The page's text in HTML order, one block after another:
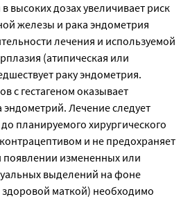
высоких дозах увеличивает риск
железы и рака эндометрия
лечения и используемой
(атипическая или
раку эндометрия.
с гестагеном оказывает
Лечение следует
планируемого хирургического
и не предохраняет
появлении измененных или
выделений на фоне
маткой) необходимо